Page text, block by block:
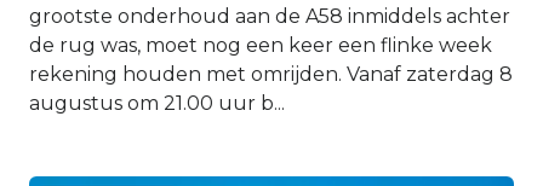
grootste onderhoud aan de A58 inmiddels achter
de rug was, moet nog een keer een flinke week
rekening houden met omrijden. Vanaf zaterdag 8
augustus om 21.00 uur b...